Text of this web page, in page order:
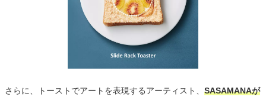
さらに、トーストでアートを表現するアーティスト、 SASAMANAが